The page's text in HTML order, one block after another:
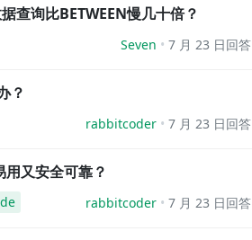
查询比BETWEEN慢几十倍？
Seven 7 月 23 日回答
？
rabbitcoder 7 月 23 日回答
又安全可靠？
rabbitcoder 7 月 23 日回答